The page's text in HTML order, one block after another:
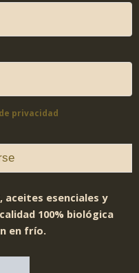
privacidad
aceites esenciales y
100% biológica
en frío.